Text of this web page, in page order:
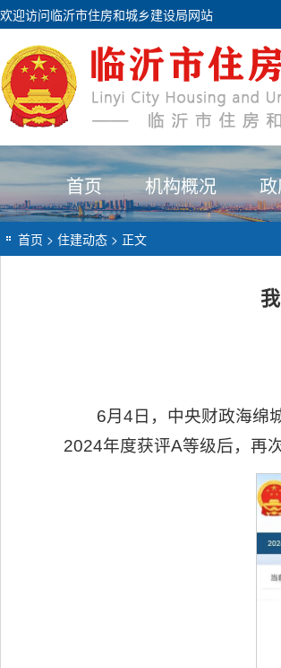
欢迎访问临沂市住房和城乡建设局网站
首页 机构概况
首页 > 住建动态 > 正文
6月4日，中央财政海绵
2024年度获评A等级后，再